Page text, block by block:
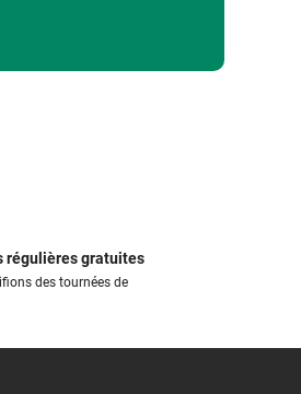
régulières gratuites
des tournées de